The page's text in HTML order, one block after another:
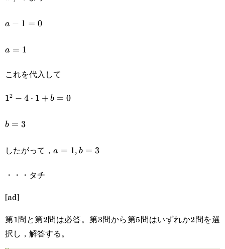
a-
a − 1 = 0
a=1
a = 1
これを代入して
1^2-
12 − 4 ⋅ 1 + b = 0
b=3
b = 3
したがって， a=1
a = 1,b=3
b = 3
・・・タチ
[ad]
第1問と第2問は必答。第3問から第5問はいずれか2問を選
択し，解答する。